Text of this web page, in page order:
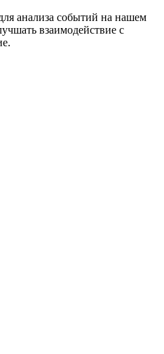
анализа событий на нашем
взаимодействие с